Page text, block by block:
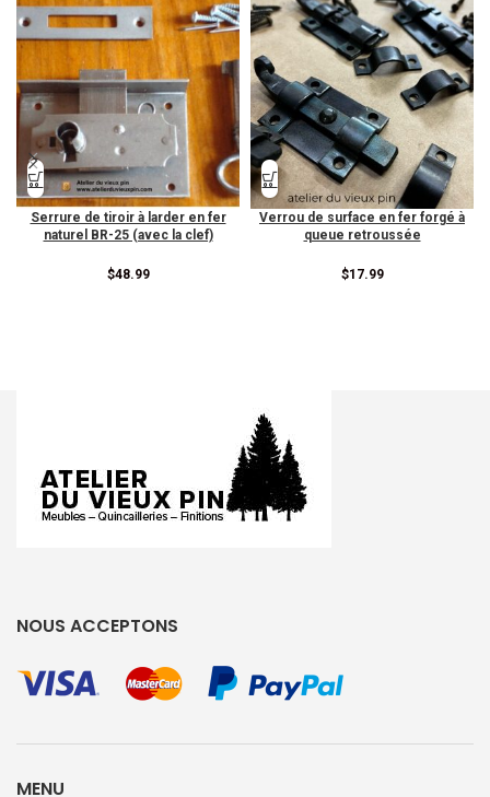
Serrure de tiroir à larder en fer
naturel BR-25 (avec la clef)
$48.99
Verrou de surface en fer forgé à
queue retroussée
$17.99
NOUS ACCEPTONS
MENU